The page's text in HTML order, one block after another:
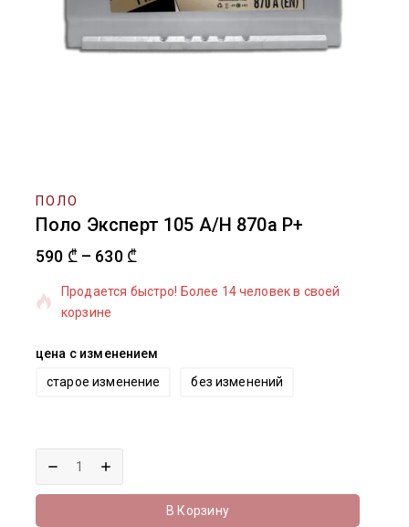
ПОЛО
Поло Эксперт 105 А/Н 870а Р+
590 ₾ – 630 ₾
11 продано товаров за последние 15 часов
Продается быстро! Более 14 человек в своей
корзине
цена с изменением
старое изменение
без изменений
В Корзину